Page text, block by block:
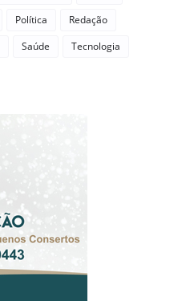
Política
Redação
Saúde Tecnologia